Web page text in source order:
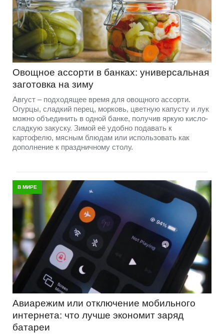
Овощное ассорти в банках: универсальная
заготовка на зиму
Август – подходящее время для овощного ассорти.
Огурцы, сладкий перец, морковь, цветную капусту и лук
можно объединить в одной банке, получив яркую кисло-
сладкую закуску. Зимой её удобно подавать к
картофелю, мясным блюдам или использовать как
дополнение к праздничному столу.
В МИРЕ
Авиарежим или отключение мобильного
интернета: что лучше экономит заряд
батареи